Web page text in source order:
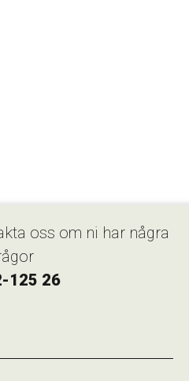
oss om ni har några
125 26